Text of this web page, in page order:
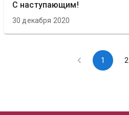
С наступающим!
30 декабря 2020
1 2